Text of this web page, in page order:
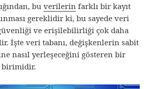
buverilerin farklı bir kayıt
gereklidir ki, bu sayede veri
ve erişilebilirliği çok daha
İşte veri tabanı, değişkenlerin sabit
nasıl yerleşeceğini gösteren bir
birimidir.